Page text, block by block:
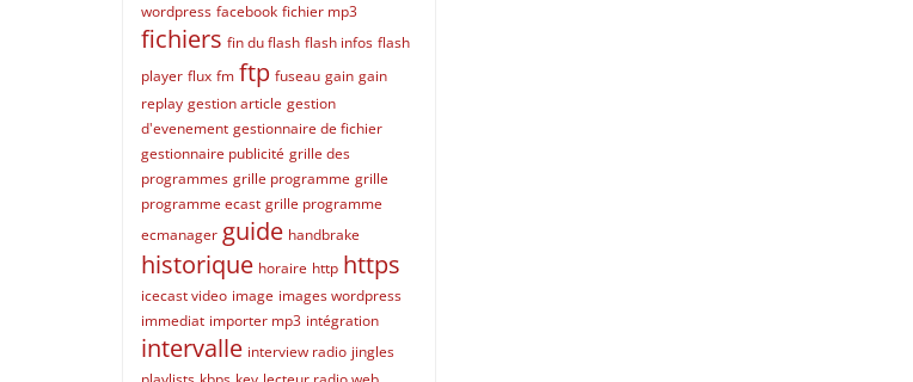
wordpress facebook fichier mp3
fichiers fin du flash flash infos flash
player flux fm ftp fuseau gain gain
replay gestion article gestion
d'evenement gestionnaire de fichier
gestionnaire publicité grille des
programmes grille programme grille
programme ecast grille programme
ecmanager guide handbrake
historique horaire http https
icecast video image images wordpress
immediat importer mp3 intégration
intervalle interview radio jingles